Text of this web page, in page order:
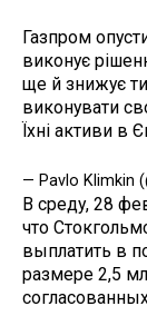
Газпром
виконує
ще й знижує
виконувати
Їхні активи в
— Pavlo Klimkin
В среду, 28
что
выплатить в
размере 2,5